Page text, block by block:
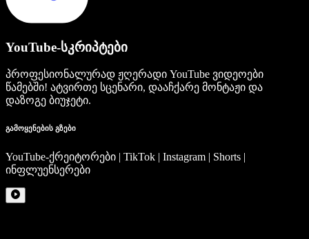
YouTube-სკრიპტები
პროფესიონალურად ჟღერადი YouTube ვიდეოები
წამებში! ატვირთე სცენარი, დააჩქარე მონტაჟი და
დაზოგე ბიუჯეტი.
გამოყენების გზები
YouTube-ქრეიტორები | TikTok | Instagram | Shorts |
ინფლუენსერები